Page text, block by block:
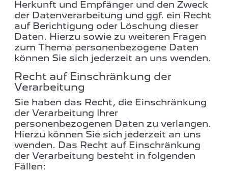
Herkunft und Empfänger und den Zweck
der Datenverarbeitung und ggf. ein Recht
auf Berichtigung oder Löschung dieser
Daten. Hierzu sowie zu weiteren Fragen
zum Thema personenbezogene Daten
können Sie sich jederzeit an uns wenden.
Recht auf Einschränkung der
Verarbeitung
Sie haben das Recht, die Einschränkung
der Verarbeitung Ihrer
personenbezogenen Daten zu verlangen.
Hierzu können Sie sich jederzeit an uns
wenden. Das Recht auf Einschränkung
der Verarbeitung besteht in folgenden
Fällen: